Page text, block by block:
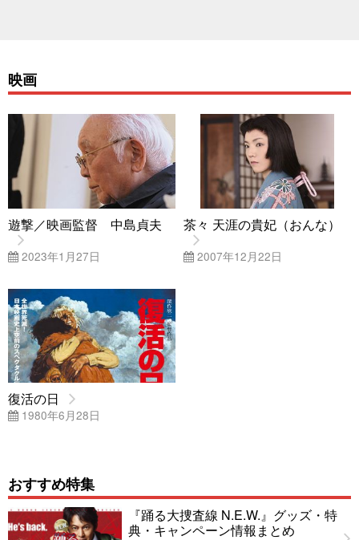
映画
遊撃／映画監督 中島貞夫
2023年1月27日
茶々 天涯の貴妃（おんな）
2007年12月22日
復活の日
1980年6月28日
おすすめ特集
『踊る大捜査線 N.E.W.』グッズ・特
典・キャンペーン情報まとめ